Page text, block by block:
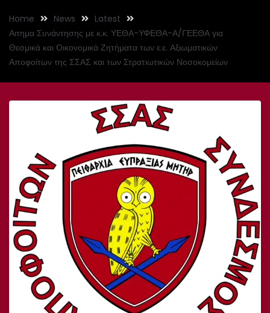
Home News
Latest
Αιτημα Συνάντησης με κ.κ. ΥΕΘΑ-ΥΦΕΘΑ-Α/ΓΕΕΘΑ για
Θεσμικά και Οικονομικά Ζητήματα των ε.ε. Αξιωματικών
Αποφοίτων της ΣΣΑΣ και των Στρατιωτικών Νοσοκομείων